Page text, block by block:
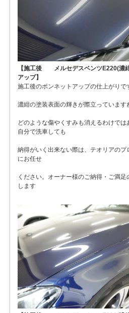
【施工後 メルセデスベンツE220(濃
アップ】
施工後のボンネットアップの仕上がりで
濃紺の塗装表面の輝きが際立っています
どのような傷やくすみも消えるわけでは
自分で洗車しても
納得がいく出来ない際は、テオリアのプ
にお任せ
ください。オーナー様のご納得・ご満足
します